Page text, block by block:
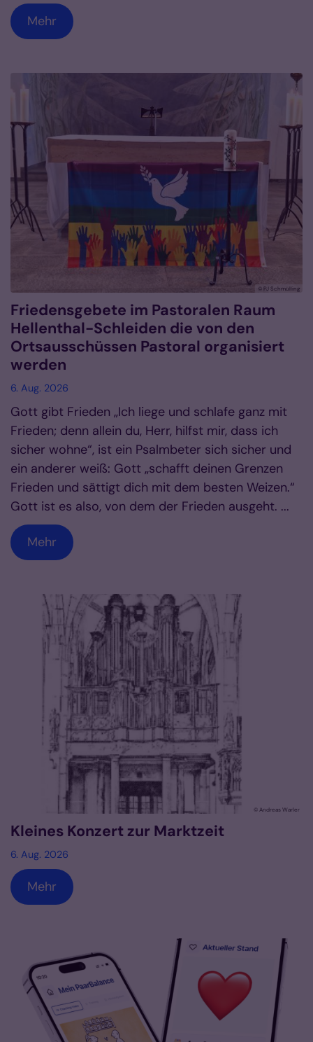
Mehr
© PJ Schmülling
Friedensgebete im Pastoralen Raum
Hellenthal-Schleiden die von den
Ortsausschüssen Pastoral organisiert
werden
6. Aug. 2026
Gott gibt Frieden „Ich liege und schlafe ganz mit
Frieden; denn allein du, Herr, hilfst mir, dass ich
sicher wohne“, ist ein Psalmbeter sich sicher und
ein anderer weiß: Gott „schafft deinen Grenzen
Frieden und sättigt dich mit dem besten Weizen.“
Gott ist es also, von dem der Frieden ausgeht. ...
Mehr
© Andreas Warler
Kleines Konzert zur Marktzeit
6. Aug. 2026
Mehr